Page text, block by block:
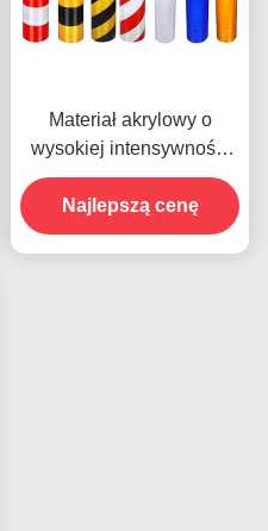
Materiał akrylowy o
wysokiej intensywności
odblaskowy film na pasie
nachylonym 9300s do
naklejek samochodowych
Najlepszą cenę